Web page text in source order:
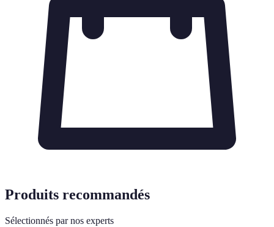
Produits recommandés
Sélectionnés par nos experts